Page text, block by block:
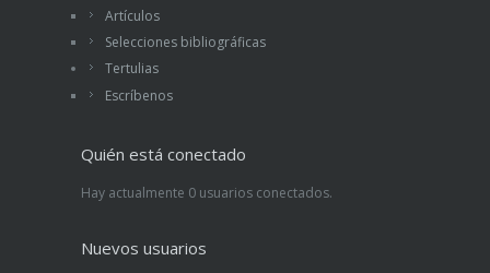
Artículos
Selecciones bibliográficas
Tertulias
Escríbenos
Quién está conectado
Hay actualmente 0 usuarios conectados.
Nuevos usuarios